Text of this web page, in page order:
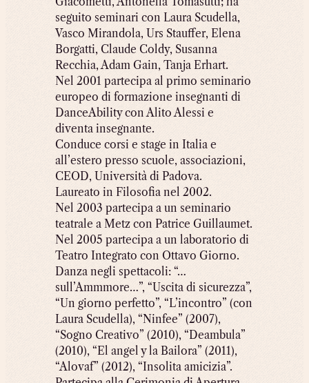
seguito seminari con Laura Scudella,
Vasco Mirandola, Urs Stauffer, Elena
Borgatti, Claude Coldy, Susanna
Recchia, Adam Gain, Tanja Erhart.
Nel 2001 partecipa al primo seminario
europeo di formazione insegnanti di
DanceAbility con Alito Alessi e
diventa insegnante.
Conduce corsi e stage in Italia e
all’estero presso scuole, associazioni,
CEOD, Università di Padova.
Laureato in Filosofia nel 2002.
Nel 2003 partecipa a un seminario
teatrale a Metz con Patrice Guillaumet.
Nel 2005 partecipa a un laboratorio di
Teatro Integrato con Ottavo Giorno.
Danza negli spettacoli: “…
sull’Ammmore…”, “Uscita di sicurezza”,
“Un giorno perfetto”, “L’incontro” (con
Laura Scudella), “Ninfee” (2007),
“Sogno Creativo” (2010), “Deambula”
(2010), “El angel y la Bailora” (2011),
“Alovaf” (2012), “Insolita amicizia”.